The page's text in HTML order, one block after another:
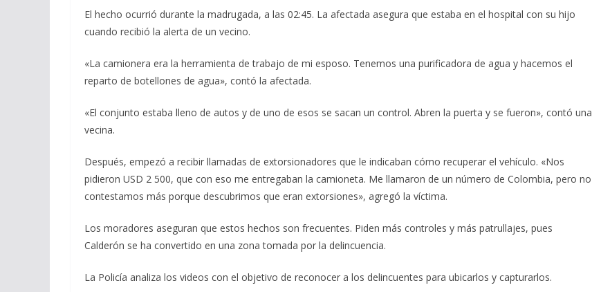
El hecho ocurrió durante la madrugada, a las 02:45. La afectada asegura que estaba en el hospital con su hijo
cuando recibió la alerta de un vecino.
«La camionera era la herramienta de trabajo de mi esposo. Tenemos una purificadora de agua y hacemos el
reparto de botellones de agua», contó la afectada.
«El conjunto estaba lleno de autos y de uno de esos se sacan un control. Abren la puerta y se fueron», contó una
vecina.
Después, empezó a recibir llamadas de extorsionadores que le indicaban cómo recuperar el vehículo. «Nos
pidieron USD 2 500, que con eso me entregaban la camioneta. Me llamaron de un número de Colombia, pero no
contestamos más porque descubrimos que eran extorsiones», agregó la víctima.
Los moradores aseguran que estos hechos son frecuentes. Piden más controles y más patrullajes, pues
Calderón se ha convertido en una zona tomada por la delincuencia.
La Policía analiza los videos con el objetivo de reconocer a los delincuentes para ubicarlos y capturarlos.